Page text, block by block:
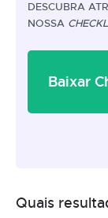
DESCUBRA
NOSSA
Baixar
Quais